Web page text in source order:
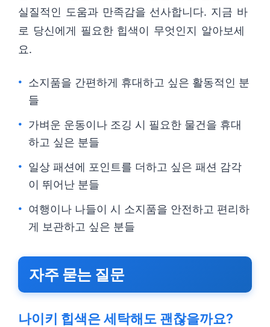
실질적인 도움과 만족감을 선사합니다. 지금 바
로 당신에게 필요한 힙색이 무엇인지 알아보세
요.
소지품을 간편하게 휴대하고 싶은 활동적인 분
들
가벼운 운동이나 조깅 시 필요한 물건을 휴대
하고 싶은 분들
일상 패션에 포인트를 더하고 싶은 패션 감각
이 뛰어난 분들
여행이나 나들이 시 소지품을 안전하고 편리하
게 보관하고 싶은 분들
자주 묻는 질문
나이키 힙색은 세탁해도 괜찮을까요?